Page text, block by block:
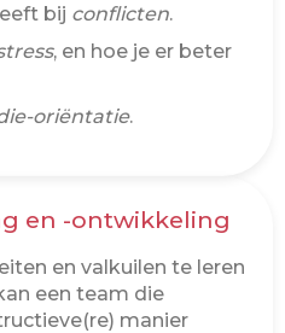
bij conflicten.
, en hoe je er beter
oriëntatie.
en -ontwikkeling
en valkuilen te leren
een team die
manier